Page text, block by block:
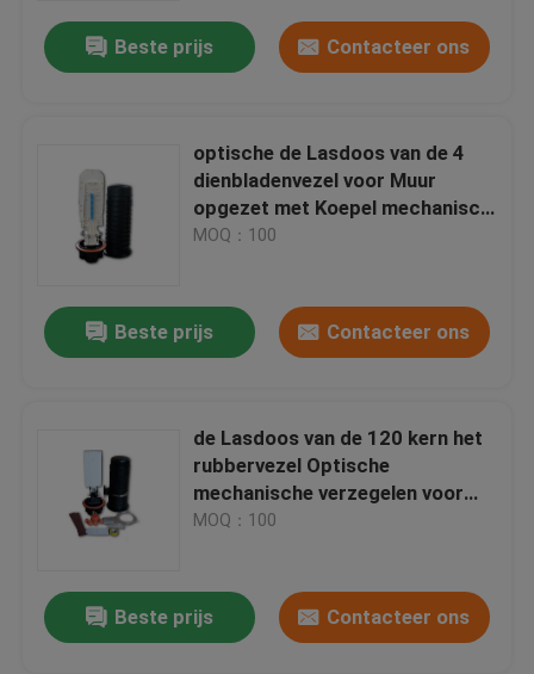
Beste prijs Contacteer ons
optische de Lasdoos van de 4
dienbladenvezel voor Muur
opgezet met Koepel mechanisch
type
MOQ：100
Beste prijs Contacteer ons
de Lasdoos van de 120 kern het
rubbervezel Optische
mechanische verzegelen voor
mangat
MOQ：100
Beste prijs Contacteer ons